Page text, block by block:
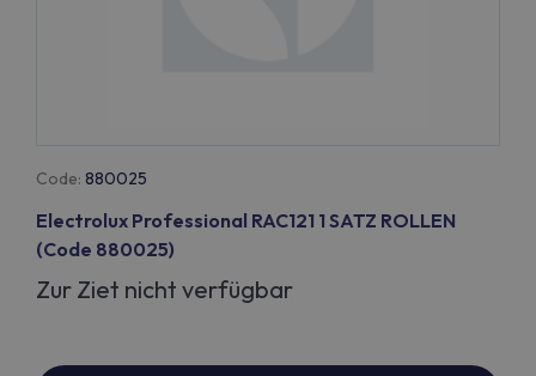
Code: 880025
Electrolux Professional RAC121 1 SATZ ROLLEN
(Code 880025)
Zur Ziet nicht verfügbar